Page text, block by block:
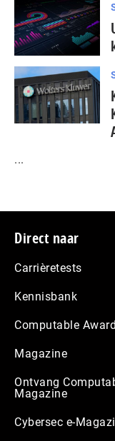
...
Footer
Direct naar
Carrièretests
Kennisbank
Computable
Magazine
Ontvang
Magazine
Cybersec e-